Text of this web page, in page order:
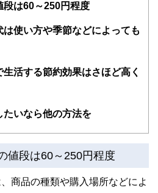
や暮らし」に関する書籍・雑誌の編集経
企画立案から記事掲載まですべての工程に
徴は、ファイナンシャルプランナー、弁
格者を執筆者・監修者として迎え、むず
している点です。
豊富なメンバーと金融や経済に精通した
る執筆体制を築くことで、内容のわかり
こと、読み応えのあるコンテンツと確か
ています。
段は60～250円程度
使い方や季節などによっても
活する節約効果はさほど高く
たいなら他の方法を
値段は60～250円程度
商品の種類や購入場所などによ